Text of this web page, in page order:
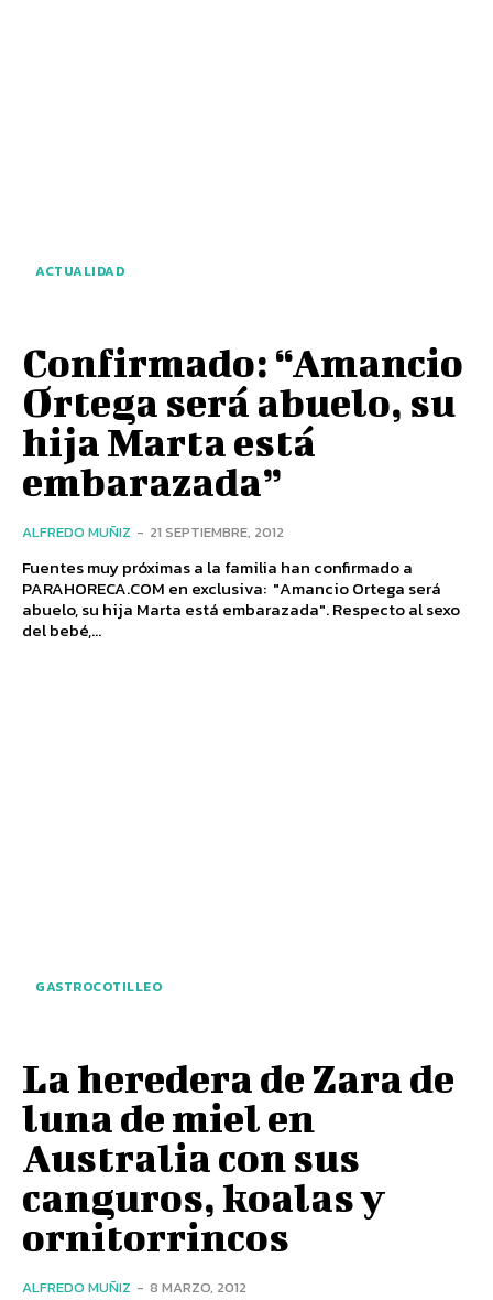
ACTUALIDAD
Confirmado: “Amancio
Ortega será abuelo, su
hija Marta está
embarazada”
ALFREDO MUÑIZ - 21 SEPTIEMBRE, 2012
Fuentes muy próximas a la familia han confirmado a
PARAHORECA.COM en exclusiva: "Amancio Ortega será
abuelo, su hija Marta está embarazada". Respecto al sexo
del bebé,...
GASTROCOTILLEO
La heredera de Zara de
luna de miel en
Australia con sus
canguros, koalas y
ornitorrincos
ALFREDO MUÑIZ - 8 MARZO, 2012